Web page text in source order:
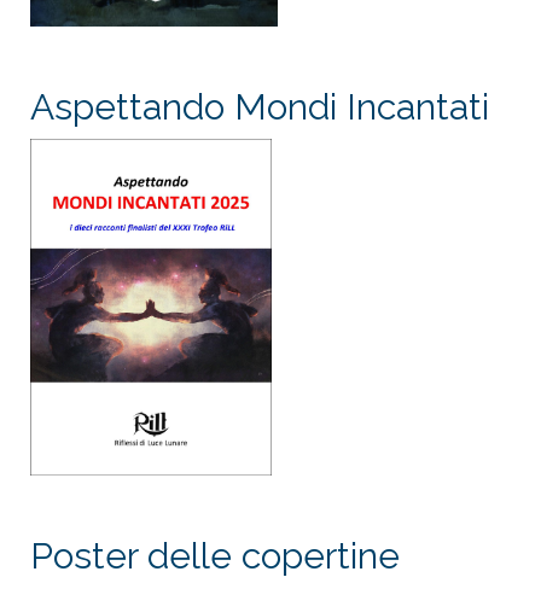
Aspettando Mondi Incantati
Poster delle copertine